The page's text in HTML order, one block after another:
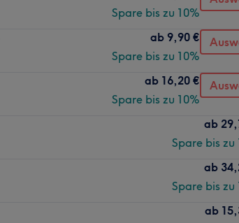
Spare bis zu 10%
ab 9,90 €
Spare bis zu 10%
ab 16,20 €
Spare bis zu 10%
ab
Spare bis zu
ab
Spare bis zu
ab